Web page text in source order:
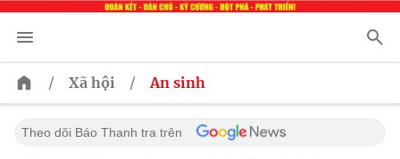
/ Xã hội / An sinh
Theo dõi Báo Thanh tra trên